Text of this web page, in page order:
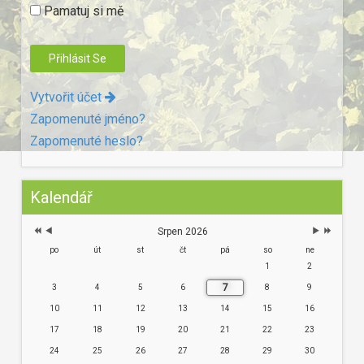
Pamatuj si mě
Vytvořit účet
Zapomenuté jméno?
Zapomenuté heslo?
Kalendář
Srpen 2026
po út st čt pá so
ne
1
2
3 4 5 6 7 8 9
10 11 12 13 14 15 16
17 18 19 20 21 22 23
24 25 26 27 28 29 30